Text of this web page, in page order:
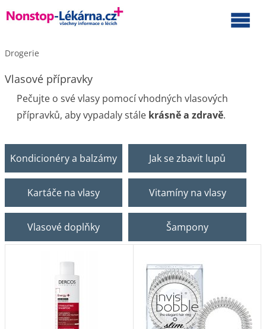
Drogerie
Vlasové přípravky
Pečujte o své vlasy pomocí vhodných vlasových
přípravků, aby vypadaly stále krásně a zdravě.
Kondicionéry a balzámy Jak se zbavit lupů
Kartáče na vlasy Vitamíny na vlasy
Vlasové doplňky Šampony